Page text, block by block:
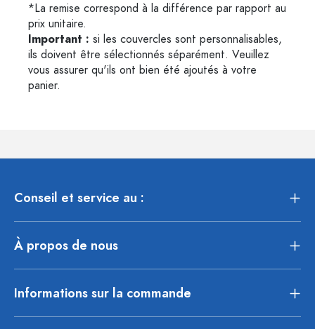
*La remise correspond à la différence par rapport au
prix unitaire.
Important : si les couvercles sont personnalisables,
ils doivent être sélectionnés séparément. Veuillez
vous assurer qu'ils ont bien été ajoutés à votre
panier.
Conseil et service au :
À propos de nous
Informations sur la commande